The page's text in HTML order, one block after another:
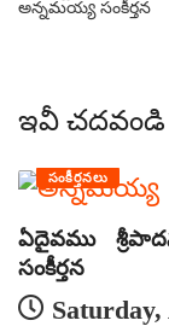
అన్నమయ్య సంకీర్తన
ఇవీ చదవండి
సంకీర్తనలు
ఏదైవము
సంకీర్తన